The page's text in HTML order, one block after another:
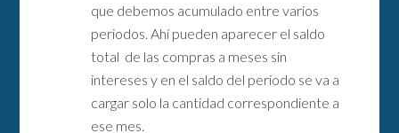
que debemos acumulado entre varios
periodos. Ahí pueden aparecer el saldo
total de las compras a meses sin
intereses y en el saldo del periodo se va a
cargar solo la cantidad correspondiente a
ese mes.